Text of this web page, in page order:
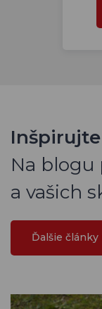
Inšpirujte
Na blogu
a vašich
Ďalšie články